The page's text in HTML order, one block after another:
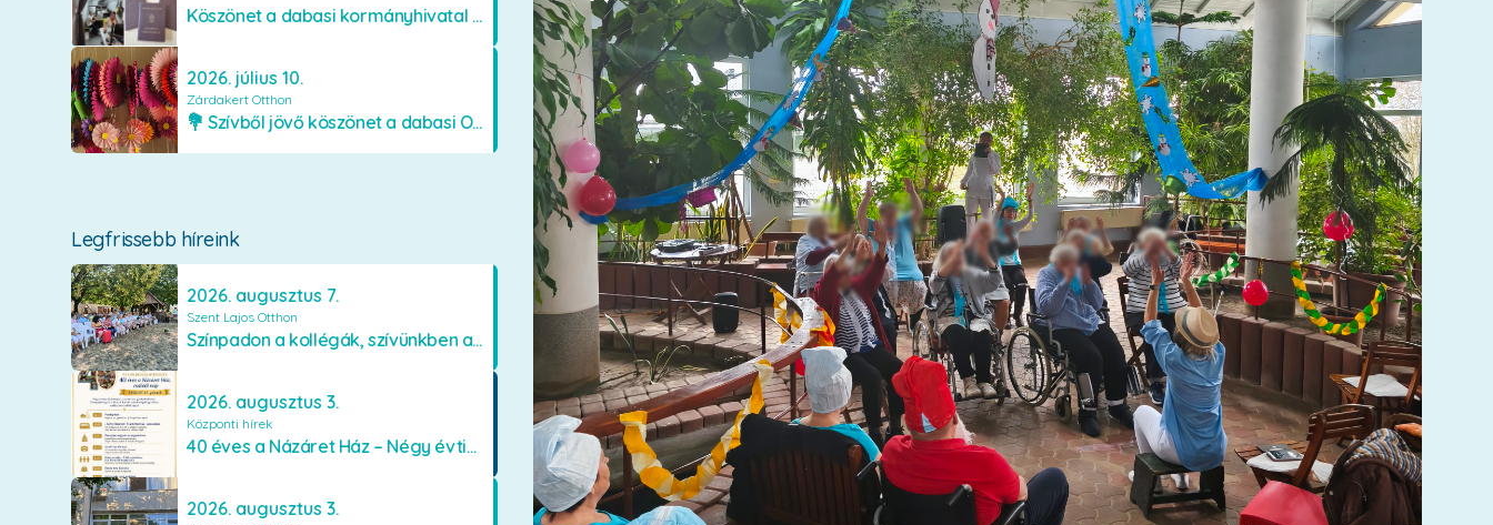
Köszönet a dabasi kormányhivatal munkatársainak
2026. július 10.
Zárdakert Otthon
💐 Szívből jövő köszönet a dabasi Orimamiknak! 💐
Legfrissebb híreink
2026. augusztus 7.
Szent Lajos Otthon
Színpadon a kollégák, szívünkben a lakók
2026. augusztus 3.
Központi hírek
40 éves a Názáret Ház – Négy évtized szeretetben és gondoskodásban
2026. augusztus 3.